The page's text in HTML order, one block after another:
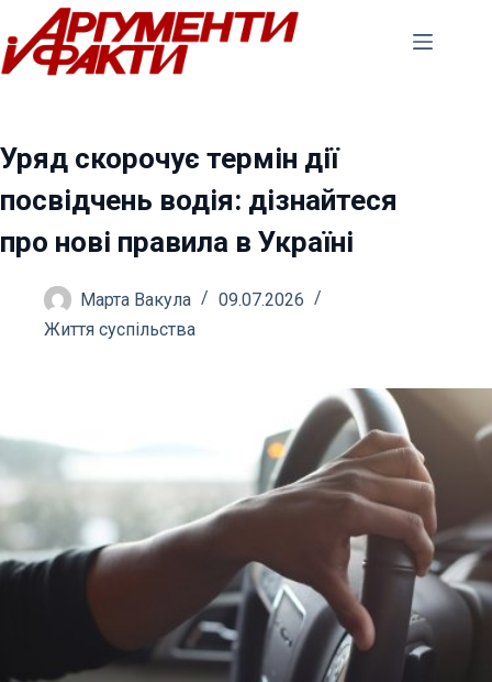
Перейти
до
вмісту
Уряд скорочує термін дії
посвідчень водія: дізнайтеся
про нові правила в Україні
Марта Вакула
09.07.2026
Життя суспільства